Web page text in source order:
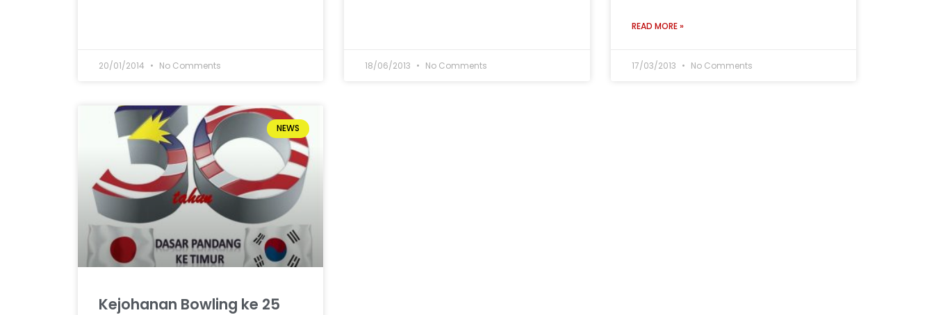
20/01/2014 No Comments 18/06/2013 No Comments
READ MORE »
17/03/2013 No Comments
NEWS
Kejohanan Bowling ke 25